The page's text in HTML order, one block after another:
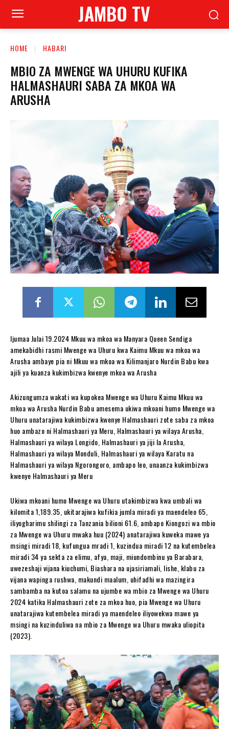
JAMBO TV
HOME HABARI
MBIO ZA MWENGE WA UHURU KUFIKA
HALMASHAURI SABA ZA MKOA WA
ARUSHA
Ijumaa Julai 19.2024 Mkuu wa mkoa wa Manyara Queen Sendiga
amekabidhi rasmi Mwenge wa Uhuru kwa Kaimu Mkuu wa mkoa wa
Arusha ambaye pia ni Mkuu wa mkoa wa Kilimanjaro Nurdin Babu kwa
ajili ya kuanza kukimbizwa kwenye mkoa wa Arusha
Akizungumza wakati wa kupokea Mwenge wa Uhuru Kaimu Mkuu wa
mkoa wa Arusha Nurdin Babu amesema ukiwa mkoani humo Mwenge wa
Uhuru unatarajiwa kukimbizwa kwenye Halmashauri zote saba za mkoa
huo ambazo ni Halmashauri ya Meru, Halmashauri ya wilaya Arusha,
Halmashauri ya wilaya Longido, Halmashauri ya jiji la Arusha,
Halmashauri ya wilaya Monduli, Halmashauri ya wilaya Karatu na
Halmashauri ya wilaya Ngorongoro, ambapo leo, unaanza kukimbizwa
kwenye Halmashauri ya Meru
Ukiwa mkoani humo Mwenge wa Uhuru utakimbizwa kwa umbali wa
kilomita 1,189.35, ukitarajiwa kufikia jumla miradi ya maendeleo 65,
iliyogharimu shilingi za Tanzania bilioni 61.6, ambapo Kiongozi wa mbio
za Mwenge wa Uhuru mwaka huu (2024) anatarajiwa kuweka mawe ya
msingi miradi 18, kufungua mradi 1, kuzindua miradi 12 na kutembelea
miradi 34 ya sekta za elimu, afya, maji, miundombinu ya Barabara,
uwezeshaji vijana kiuchumi, Biashara na ujasiriamali, lishe, klabu za
vijana wapinga rushwa, makundi maalum, uhifadhi wa mazingira
sambamba na kutoa salamu na ujumbe wa mbio za Mwenge wa Uhuru
2024 katika Halmashauri zote za mkoa huo, pia Mwenge wa Uhuru
unatarajiwa kutembelea miradi ya maendeleo iliyowekwa mawe ya
msingi na kuzinduliwa na mbio za Mwenge wa Uhuru mwaka uliopita
(2023).